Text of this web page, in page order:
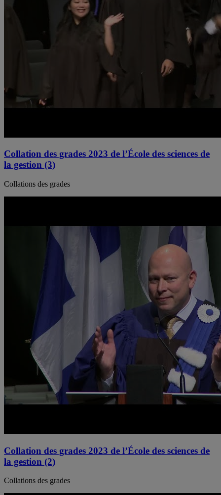
Collation des grades 2023 de l’École des sciences de
la gestion (3)
Collations des grades
Collation des grades 2023 de l’École des sciences de
la gestion (2)
Collations des grades